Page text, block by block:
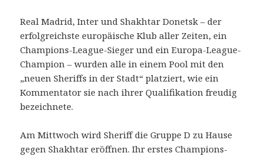
Real Madrid, Inter und Shakhtar Donetsk – der
erfolgreichste europäische Klub aller Zeiten, ein
Champions-League-Sieger und ein Europa-League-
Champion – wurden alle in einem Pool mit den
„neuen Sheriffs in der Stadt“ platziert, wie ein
Kommentator sie nach ihrer Qualifikation freudig
bezeichnete.
Am Mittwoch wird Sheriff die Gruppe D zu Hause
gegen Shakhtar eröffnen. Ihr erstes Champions-